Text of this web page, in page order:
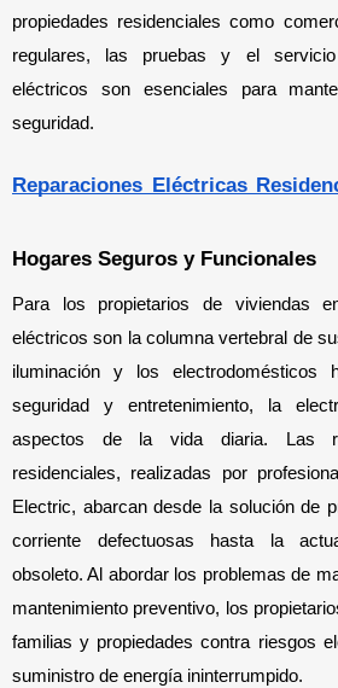
propiedades residenciales como
regulares, las pruebas y el
eléctricos son esenciales para
seguridad.
Reparaciones Eléctricas
Hogares Seguros y Funcionales
Para los propietarios de viviendas
eléctricos son la columna vertebral de
iluminación y los electrodomésticos
seguridad y entretenimiento, la
aspectos de la vida diaria. Las
residenciales, realizadas por
Electric, abarcan desde la solución de
corriente defectuosas hasta la
obsoleto. Al abordar los problemas de
mantenimiento preventivo, los
familias y propiedades contra riesgos
suministro de energía ininterrumpido.